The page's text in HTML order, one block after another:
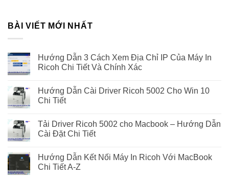
BÀI VIẾT MỚI NHẤT
Hướng Dẫn 3 Cách Xem Địa Chỉ IP Của Máy In
Ricoh Chi Tiết Và Chính Xác
Hướng Dẫn Cài Driver Ricoh 5002 Cho Win 10
Chi Tiết
Tải Driver Ricoh 5002 cho Macbook – Hướng Dẫn
Cài Đặt Chi Tiết
Hướng Dẫn Kết Nối Máy In Ricoh Với MacBook
Chi Tiết A-Z